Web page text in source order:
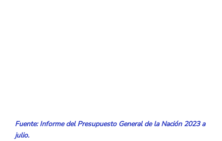
Fuente: Informe del Presupuesto General de la Nación 2023 a
julio.